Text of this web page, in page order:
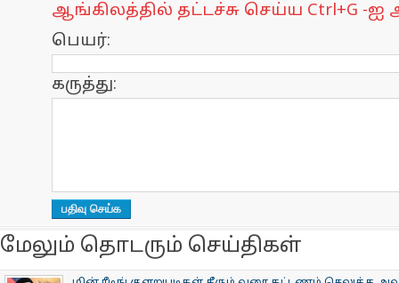
ஆங்கிலத்தில் தட்டச்சு செய்ய Ctrl+G -ஐ
பெயர்:
கருத்து:
மேலும் தொடரும் செய்திகள்